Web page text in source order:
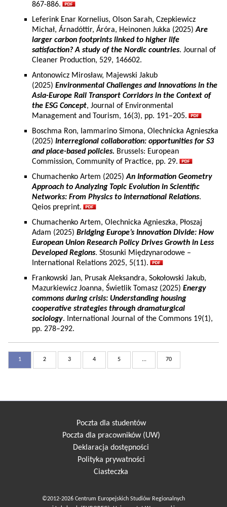
867-886.
Leferink Enar Kornelius, Olson Sarah, Czepkiewicz
Michał, Árnadóttir, Áróra, Heinonen Jukka (2025)Are
larger carbon footprints linked to higher life
satisfaction? A study of the Nordic countries. Journal of
Cleaner Production, 529, 146602.
Antonowicz Mirosław, Majewski Jakub
(2025) Environmental Challenges and Innovations in the
Asia-Europe Rail Transport Corridors in the Context of
the ESG Concept, Journal of Environmental
Management and Tourism, 16(3), pp. 191–205.
Boschma Ron, Iammarino Simona, Olechnicka Agnieszka
(2025) Interregional collaboration: opportunities for S3
and place-based policies. Brussels: European
Commission, Community of Practice, pp. 29.
Chumachenko Artem (2025)An Information Geometry
Approach to Analyzing Topic Evolution in Scientific
Networks: From Physics to International Relations.
Qeios preprint.
Chumachenko Artem, Olechnicka Agnieszka, Płoszaj
Adam (2025) Bridging Europe’s Innovation Divide: How
European Union Research Policy Drives Growth in Less
Developed Regions. Stosunki Międzynarodowe –
International Relations 2025, 5(11).
Frankowski Jan, Prusak Aleksandra, Sokołowski Jakub,
Mazurkiewicz Joanna, Świetlik Tomasz (2025) Energy
commons during crisis: Understanding housing
cooperative strategies through dramaturgical
sociology. International Journal of the Commons 19(1),
pp. 278–292.
1 2 3 4 5 ... 70
Poczta dla studentów
Poczta dla pracowników (UW)
Deklaracja dostępności
Polityka prywatności
Ciasteczka
©2012-2026 Centrum Europejskich Studiów Regionalnych